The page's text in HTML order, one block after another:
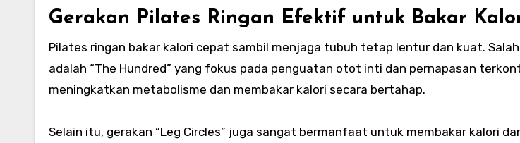
Gerakan Pilates Ringan Efektif untuk Bakar
Pilates ringan bakar kalori cepat sambil menjaga tubuh tetap lentur dan kuat.
adalah “The Hundred” yang fokus pada penguatan otot inti dan pernapasan
meningkatkan metabolisme dan membakar kalori secara bertahap.
Selain itu, gerakan “Leg Circles” juga sangat bermanfaat untuk membakar kalori